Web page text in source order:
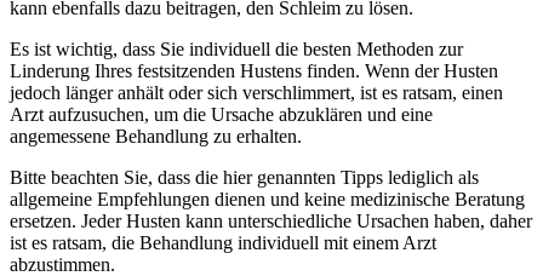
kann ebenfalls dazu beitragen, den Schleim zu lösen.
Es ist wichtig, dass Sie individuell die besten Methoden zur
Linderung Ihres festsitzenden Hustens finden. Wenn der Husten
jedoch länger anhält oder sich verschlimmert, ist es ratsam, einen
Arzt aufzusuchen, um die Ursache abzuklären und eine
angemessene Behandlung zu erhalten.
Bitte beachten Sie, dass die hier genannten Tipps lediglich als
allgemeine Empfehlungen dienen und keine medizinische Beratung
ersetzen. Jeder Husten kann unterschiedliche Ursachen haben, daher
ist es ratsam, die Behandlung individuell mit einem Arzt
abzustimmen.